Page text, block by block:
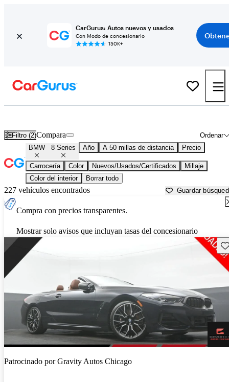
CarGurus: Autos nuevos y usados
Con Modo de concesionario
150K+
Filtro (2) Ordenar
Compara
BMW 8 Series Año A 50 millas de distancia Precio
Carrocería Color Nuevos/Usados/Certificados
Millaje
Color del interior
Borrar todo
227 vehículos encontrados Guardar
Compra con precios transparentes.
Mostrar solo avisos que incluyan tasas del concesionario
Patrocinado porGravity Autos Chicago